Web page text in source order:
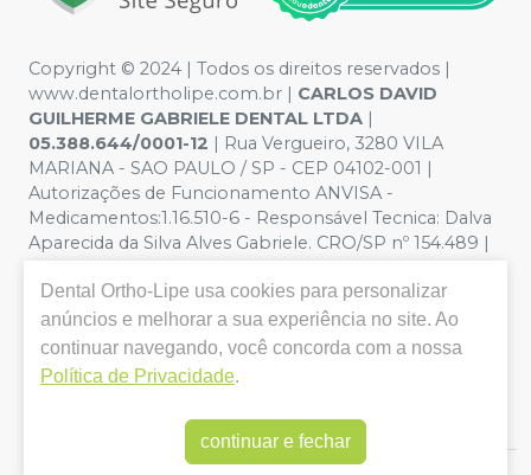
Copyright © 2024 | Todos os direitos reservados |
www.dentalortholipe.com.br | CARLOS DAVID
GUILHERME GABRIELE DENTAL LTDA |
05.388.644/0001-12 | Rua Vergueiro, 3280 VILA
MARIANA - SAO PAULO / SP - CEP 04102-001 |
Autorizações de Funcionamento ANVISA -
Medicamentos:1.16.510-6 - Responsável Tecnica: Dalva
Aparecida da Silva Alves Gabriele. CRO/SP nº 154.489 |
ilustrativas - Os preços e condições da loja virtual estão
sujeitos a alterações. Em caso de divergência de preços
no site, o valor válido é o do Carrinho de Compra. Não
vendemos por atacado, por isso nos reservamos o
direito de não atender compras de grandes volumes
Dental Ortho-Lipe usa cookies para personalizar
anúncios e melhorar a sua experiência no site. Ao
continuar navegando, você concorda com a nossa
Política de Privacidade.
continuar e fechar